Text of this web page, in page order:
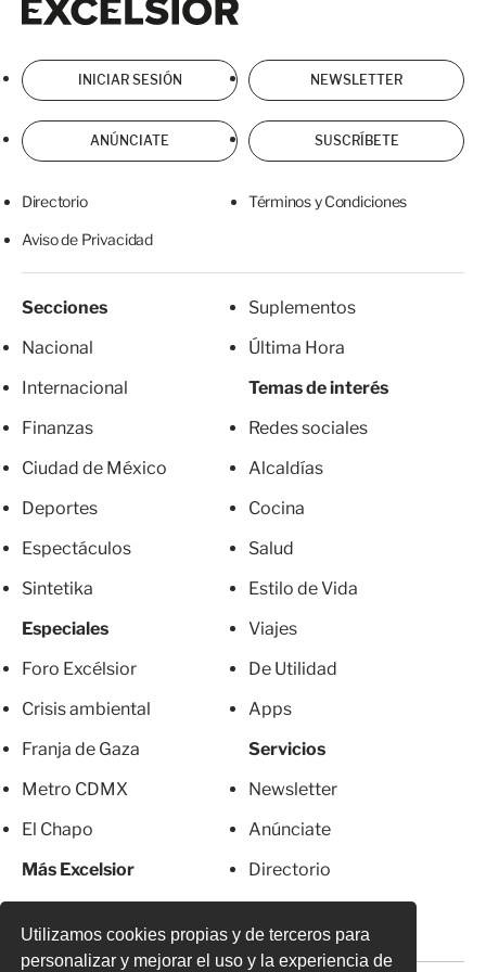
Utilizamos cookies propias y de terceros para
personalizar y mejorar el uso y la experiencia de
INICIAR SESIÓN NEWSLETTER
ANÚNCIATE SUSCRÍBETE
Directorio Términos y Condiciones
Aviso de Privacidad
Secciones
Nacional
Internacional
Finanzas
Ciudad de México
Deportes
Espectáculos
Sintetika
Especiales
Foro Excélsior
Crisis ambiental
Franja de Gaza
Metro CDMX
El Chapo
Más Excelsior
Suplementos
Última Hora
Temas de interés
Redes sociales
Alcaldías
Cocina
Salud
Estilo de Vida
Viajes
De Utilidad
Apps
Servicios
Newsletter
Anúnciate
Directorio